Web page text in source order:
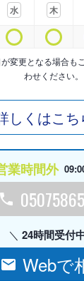
水
木
変更となる場合も
わせください。
しくはこち
業時間外
24時間受付
Webで